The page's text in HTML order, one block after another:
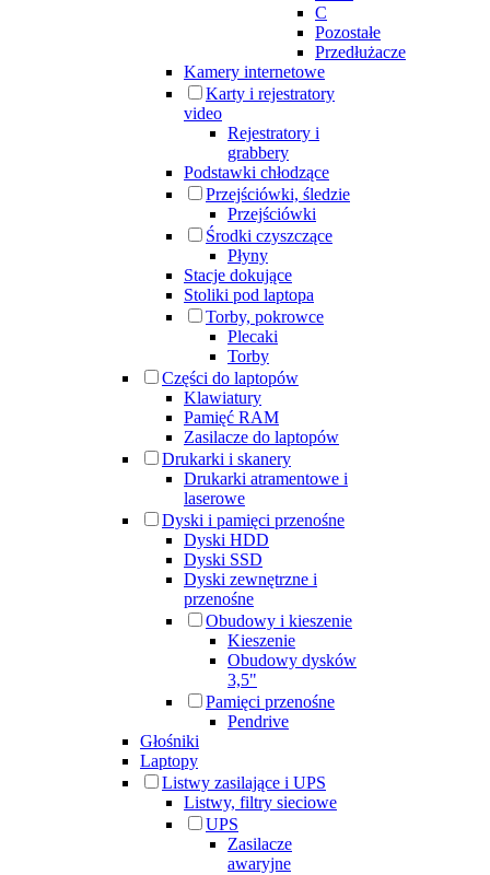
C
Pozostałe
Przedłużacze
Kamery internetowe
Karty i rejestratory
video
Rejestratory i
grabbery
Podstawki chłodzące
Przejściówki, śledzie
Przejściówki
Środki czyszczące
Płyny
Stacje dokujące
Stoliki pod laptopa
Torby, pokrowce
Plecaki
Torby
Części do laptopów
Klawiatury
Pamięć RAM
Zasilacze do laptopów
Drukarki i skanery
Drukarki atramentowe i
laserowe
Dyski i pamięci przenośne
Dyski HDD
Dyski SSD
Dyski zewnętrzne i
przenośne
Obudowy i kieszenie
Kieszenie
Obudowy dysków
3,5"
Pamięci przenośne
Pendrive
Głośniki
Laptopy
Listwy zasilające i UPS
Listwy, filtry sieciowe
UPS
Zasilacze
awaryjne